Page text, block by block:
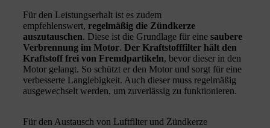
Für den Leistungserhalt ist es zudem
empfehlenswert, regelmäßig die Zündkerze
auszutauschen. Diese ist die Grundlage für eine saubere
Verbrennung im Motor. Der Kraftstofffilter hält den
Kraftstoff frei von Fremdpartikeln, bevor dieser in den
Motor gelangt. So schützt er den Motor und sorgt für eine
verbesserte Langlebigkeit. Auch dieser muss regelmäßig
ausgewechselt werden, um zuverlässig zu funktionieren.
Für den Austausch von Luftfilter und Zündkerze